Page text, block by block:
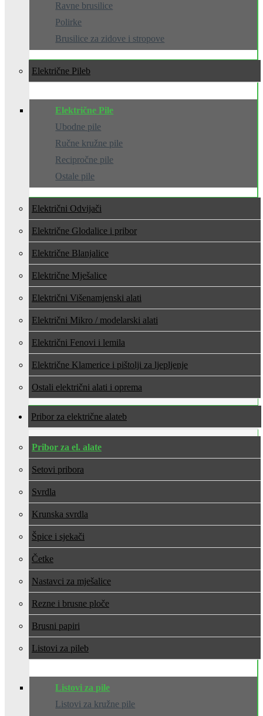
Ravne brusilice
Polirke
Brusilice za zidove i stropove
Električne Pile
Električne Pile
Ubodne pile
Ručne kružne pile
Recipročne pile
Ostale pile
Električni Odvijači
Električne Glodalice i pribor
Električne Blanjalice
Električne Mješalice
Električni Višenamjenski alati
Električni Mikro / modelarski alati
Električni Fenovi i lemila
Električne Klamerice i pištolji za ljepljenje
Ostali električni alati i oprema
Pribor za električne alate
Pribor za el. alate
Setovi pribora
Svrdla
Krunska svrdla
Špice i sjekači
Četke
Nastavci za mješalice
Rezne i brusne ploče
Brusni papiri
Listovi za pile
Listovi za pile
Listovi za kružne pile